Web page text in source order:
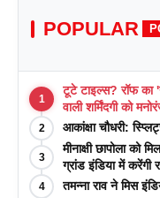
POPULAR
1
टूटे टाइल्स? रॉफ का
वाली शर्मिंदगी को
2 आकांक्षा चौधरी:
3
मीनाक्षी छापोला को
ग्रांड इंडिया में करेंगी
4 तमन्ना राव ने मिस